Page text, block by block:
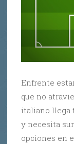
Enfrente
que no
italiano llega
y necesita
opciones en